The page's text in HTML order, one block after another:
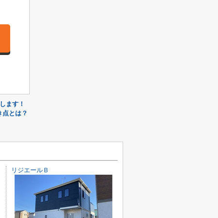
ます！
とは？
リジエールＢ